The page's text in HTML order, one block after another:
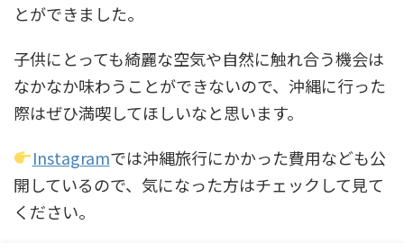
とができました。
子供にとっても綺麗な空気や自然に触れ合う機会は
なかなか味わうことができないので、沖縄に行った
際はぜひ満喫してほしいなと思います。
Instagramでは沖縄旅行にかかった費用なども公
開しているので、気になった方はチェックして見て
ください。